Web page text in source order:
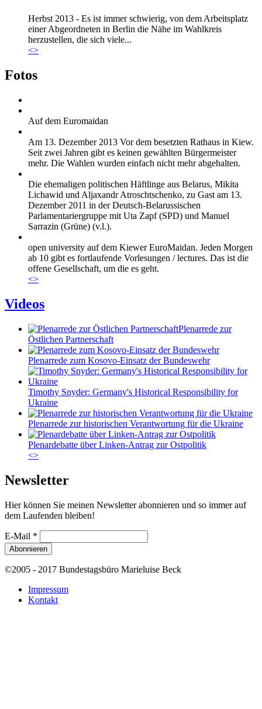
Herbst 2013 - Es ist immer schwierig, von dem Arbeitsplatz
einer Abgeordneten in Berlin die Nähe im Wahlkreis
herzustellen, die sich viele...
<>
Fotos
Auf dem Euromaidan
Am 13. Dezember 2013 Vor dem besetzten Rathaus in Kiew.
Seit zwei Jahren gibt es keinen gewählten Bürgermeister
mehr. Die Wahlen wurden einfach nicht mehr abgehalten.
Die ehemaligen politischen Häftlinge aus Belarus, Mikita
Lichawid und Aljaxandr Atroschtschenko, zu Gast am 13.
Dezember 2011 in der Deutsch-Belarussischen
Parlamentariergruppe mit Uta Zapf (SPD) und Manuel
Sarrazin (Grüne) (v.l.).
open university auf dem Kiewer EuroMaidan. Jeden Morgen
ab 10 gibt es fortlaufende Vorlesungen / lectures. Das ist die
offene Gesellschaft, um die es geht.
<>
Videos
Plenarrede zur
Östlichen Partnerschaft
Plenarrede zum Kosovo-Einsatz der Bundeswehr
Timothy Snyder: Germany's Historical Responsibility for
Ukraine
Plenarrede zur historischen Verantwortung für die Ukraine
Plenardebatte über Linken-Antrag zur Ostpolitik
<>
Newsletter
Hier können Sie meinen Newsletter abonnieren und so immer auf
dem Laufenden bleiben!
E-Mail *
©2005 - 2017 Bundestagsbüro Marieluise Beck
Impressum
Kontakt